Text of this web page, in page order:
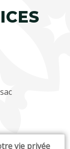
vie privée